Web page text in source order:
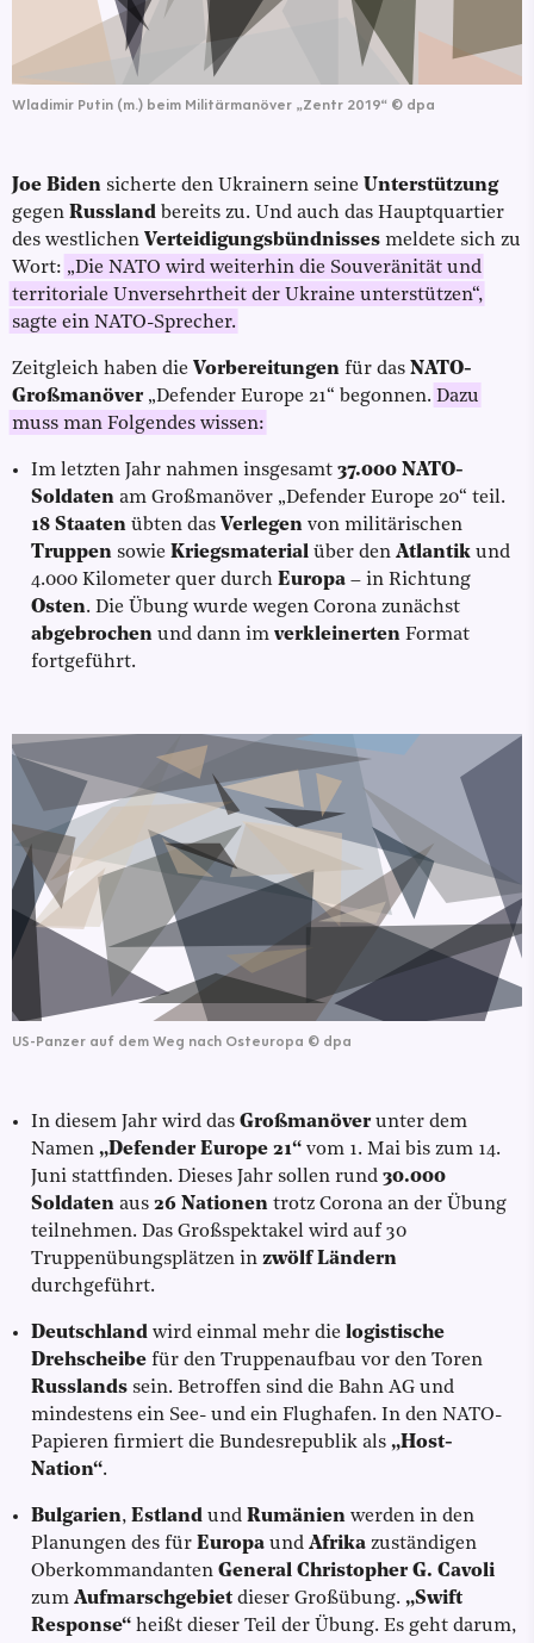
Wladimir Putin (m.) beim Militärmanöver „Zentr 2019“ © dpa
Joe Biden sicherte den Ukrainern seine Unterstützung
gegen Russland bereits zu. Und auch das Hauptquartier
des westlichen Verteidigungsbündnisses meldete sich zu
Wort: „Die NATO wird weiterhin die Souveränität und
territoriale Unversehrtheit der Ukraine unterstützen“,
sagte ein NATO-Sprecher.
Zeitgleich haben die Vorbereitungen für das NATO-
Großmanöver„Defender Europe 21“ begonnen. Dazu
muss man Folgendes wissen:
Im letzten Jahr nahmen insgesamt 37.000 NATO-
Soldaten am Großmanöver „Defender Europe 20“ teil.
18 Staaten übten das Verlegen von militärischen
Truppen sowie Kriegsmaterial über den Atlantik und
4.000 Kilometer quer durch Europa – in Richtung
Osten. Die Übung wurde wegen Corona zunächst
abgebrochen und dann im verkleinerten Format
fortgeführt.
US-Panzer auf dem Weg nach Osteuropa © dpa
In diesem Jahr wird das Großmanöverunter dem
Namen „Defender Europe 21“ vom 1. Mai bis zum 14.
Juni stattfinden. Dieses Jahr sollen rund 30.000
Soldaten aus 26 Nationen trotz Corona an der Übung
teilnehmen. Das Großspektakel wird auf 30
Truppenübungsplätzen in zwölf Ländern
durchgeführt.
Deutschland wird einmal mehr die logistische
Drehscheibe für den Truppenaufbau vor den Toren
Russlands sein. Betroffen sind die Bahn AG und
mindestens ein See- und ein Flughafen. In den NATO-
Papieren firmiert die Bundesrepublik als „Host-
Nation“.
Bulgarien, Estland und Rumänien werden in den
Planungen des für Europa und Afrika zuständigen
Oberkommandanten General Christopher G. Cavoli
zum Aufmarschgebiet dieser Großübung. „Swift
Response“ heißt dieser Teil der Übung. Es geht darum,